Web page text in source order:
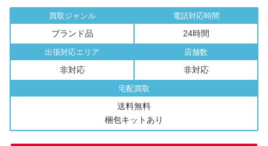
買取ジャンル
ブランド品
電話対応時間
24時間
出張対応エリア
非対応
店舗数
非対応
宅配買取
送料無料
梱包キットあり